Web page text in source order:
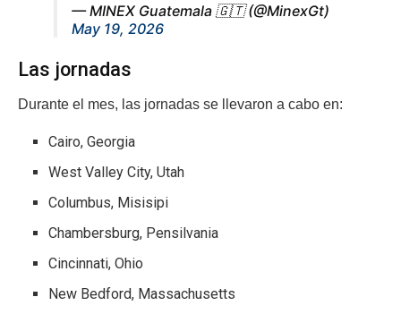
— MINEX Guatemala 🇬🇹 (@MinexGt)
May 19, 2026
Las jornadas
Durante el mes, las jornadas se llevaron a cabo en:
Cairo, Georgia
West Valley City, Utah
Columbus, Misisipi
Chambersburg, Pensilvania
Cincinnati, Ohio
New Bedford, Massachusetts